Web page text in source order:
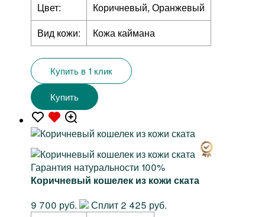
Цвет:
Коричневый, Оранжевый
Вид кожи:
Кожа каймана
Купить в 1 клик
Купить
Гарантия натуральности 100%
Коричневый кошелек из кожи ската
9 700 руб.
Сплит 2 425 руб.